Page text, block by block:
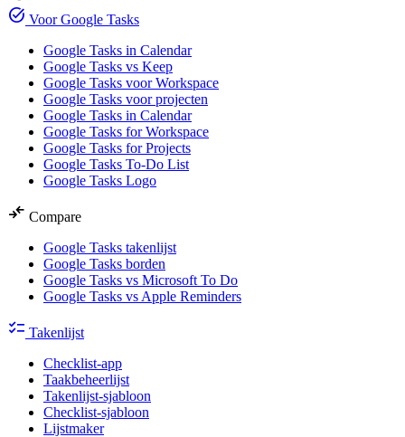
task_alt Voor Google Tasks
Google Tasks in Calendar
Google Tasks vs Keep
Google Tasks voor Workspace
Google Tasks voor projecten
Google Tasks in Calendar
Google Tasks for Workspace
Google Tasks for Projects
Google Tasks To-Do List
Google Tasks Logo
compare_arrows Compare
Google Tasks takenlijst
Google Tasks borden
Google Tasks vs Microsoft To Do
Google Tasks vs Apple Reminders
checklist Takenlijst
Checklist-app
Taakbeheerlijst
Takenlijst-sjabloon
Checklist-sjabloon
Lijstmaker